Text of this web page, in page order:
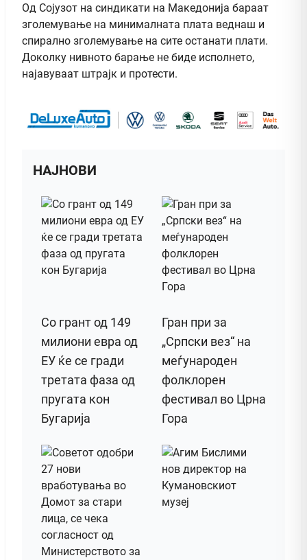
Од Сојузот на синдикати на Македонија бараат
зголемување на минималната плата веднаш и
спирално зголемување на сите останати плати.
Доколку нивното барање не биде исполнето,
најавуваат штрајк и протести.​
НАЈНОВИ
Со грант од 149
милиони евра од
ЕУ ќе се гради
третата фаза од
пругата кон
Бугарија
Гран при за
„Српски вез“ на
меѓународен
фолклорен
фестивал во Црна
Гора